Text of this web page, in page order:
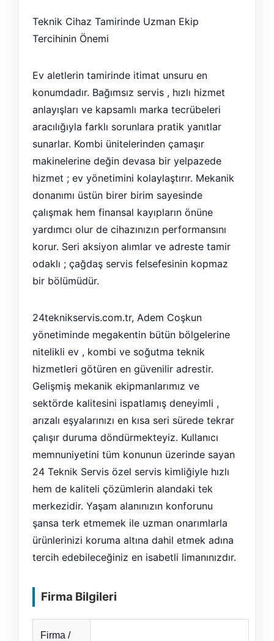
Teknik Cihaz Tamirinde Uzman Ekip
Tercihinin Önemi
Ev aletlerin tamirinde itimat unsuru en
konumdadır. Bağımsız servis , hızlı hizmet
anlayışları ve kapsamlı marka tecrübeleri
aracılığıyla farklı sorunlara pratik yanıtlar
sunarlar. Kombi ünitelerinden çamaşır
makinelerine değin devasa bir yelpazede
hizmet ; ev yönetimini kolaylaştırır. Mekanik
donanımı üstün birer birim sayesinde
çalışmak hem finansal kayıpların önüne
yardımcı olur de cihazınızın performansını
korur. Seri aksiyon alımlar ve adreste tamir
odaklı ; çağdaş servis felsefesinin kopmaz
bir bölümüdür.
24teknikservis.com.tr, Adem Coşkun
yönetiminde megakentin bütün bölgelerine
nitelikli ev , kombi ve soğutma teknik
hizmetleri götüren en güvenilir adrestir.
Gelişmiş mekanik ekipmanlarımız ve
sektörde kalitesini ispatlamış deneyimli ,
arızalı eşyalarınızı en kısa seri sürede tekrar
çalışır duruma döndürmekteyiz. Kullanıcı
memnuniyetini tüm konunun üzerinde sayan
24 Teknik Servis özel servis kimliğiyle hızlı
hem de kaliteli çözümlerin alandaki tek
merkezidir. Yaşam alanınızın konforunu
şansa terk etmemek ile uzman onarımlarla
ürünlerinizi koruma altına dahil etmek adına
tercih edebileceğiniz en isabetli limanınızdır.
Firma Bilgileri
Firma /